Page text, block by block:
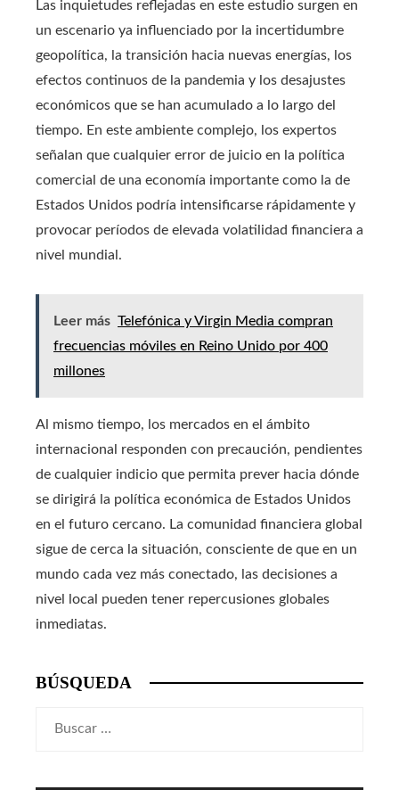
Las inquietudes reflejadas en este estudio surgen en
un escenario ya influenciado por la incertidumbre
geopolítica, la transición hacia nuevas energías, los
efectos continuos de la pandemia y los desajustes
económicos que se han acumulado a lo largo del
tiempo. En este ambiente complejo, los expertos
señalan que cualquier error de juicio en la política
comercial de una economía importante como la de
Estados Unidos podría intensificarse rápidamente y
provocar períodos de elevada volatilidad financiera a
nivel mundial.
Leer más Telefónica y Virgin Media compran
frecuencias móviles en Reino Unido por 400
millones
Al mismo tiempo, los mercados en el ámbito
internacional responden con precaución, pendientes
de cualquier indicio que permita prever hacia dónde
se dirigirá la política económica de Estados Unidos
en el futuro cercano. La comunidad financiera global
sigue de cerca la situación, consciente de que en un
mundo cada vez más conectado, las decisiones a
nivel local pueden tener repercusiones globales
inmediatas.
BÚSQUEDA